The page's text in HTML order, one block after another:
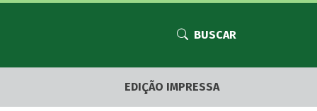
BUSCAR
EDIÇÃO IMPRESSA